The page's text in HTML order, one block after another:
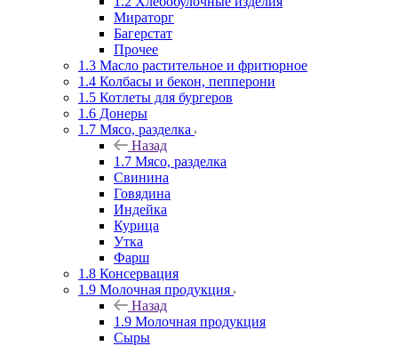
Мираторг
Багерстат
Прочее
1.3 Масло растительное и фритюрное
1.4 Колбасы и бекон, пепперони
1.5 Котлеты для бургеров
1.6 Донеры
1.7 Мясо, разделка
Назад
1.7 Мясо, разделка
Свинина
Говядина
Индейка
Курица
Утка
Фарш
1.8 Консервация
1.9 Молочная продукция
Назад
1.9 Молочная продукция
Сыры